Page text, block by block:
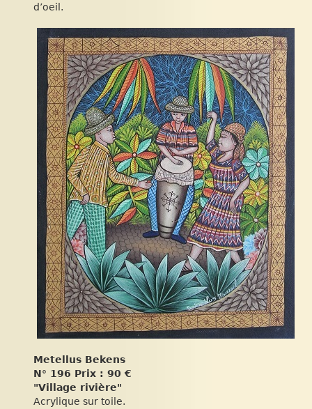
d’oeil.
Metellus Bekens
N° 196 Prix : 90 €
"Village rivière"
Acrylique sur toile.